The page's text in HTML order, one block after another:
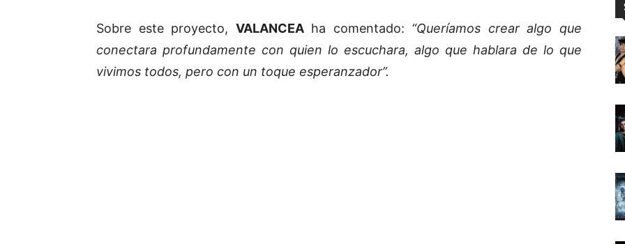
Sobre este proyecto, VALANCEAha comentado: “Queríamos crear algo que
conectara profundamente con quien lo escuchara, algo que hablara de lo que
vivimos todos, pero con un toque esperanzador”.